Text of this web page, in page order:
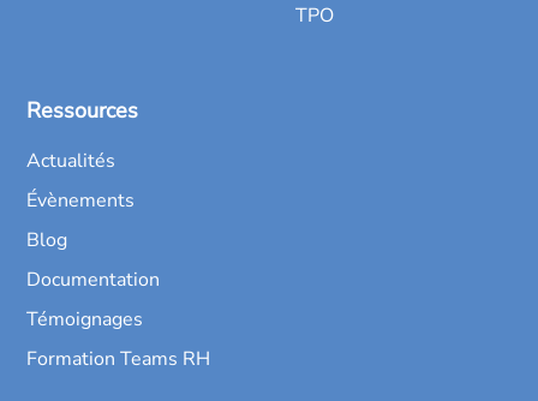
TPO
Ressources
Actualités
Évènements
Blog
Documentation
Témoignages
Formation Teams RH